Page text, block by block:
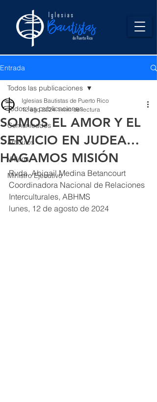
Entrada
Todos las publicaciones
Comunicados
Artículos
Videos
Ministro Ejecutivo
Todos las publicaciones
SOMOS EL AMOR Y EL
SERVICIO EN JUDEA…
HAGAMOS MISIÓN
Iglesias Bautistas de Puerto Rico
12 ago 2024 1 min de lectura
Rvda. Abigail Medina Betancourt
Coordinadora Nacional de Relaciones
Interculturales, ABHMS
lunes, 12 de agosto de 2024